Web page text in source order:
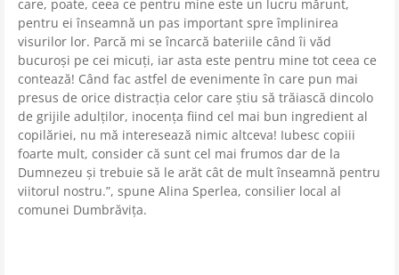
care, poate, ceea ce pentru mine este un lucru mărunt,
pentru ei înseamnă un pas important spre împlinirea
visurilor lor. Parcă mi se încarcă bateriile când îi văd
bucuroși pe cei micuți, iar asta este pentru mine tot ceea ce
contează! Când fac astfel de evenimente în care pun mai
presus de orice distracția celor care știu să trăiască dincolo
de grijile adulților, inocența fiind cel mai bun ingredient al
copilăriei, nu mă interesează nimic altceva! Iubesc copiii
foarte mult, consider că sunt cel mai frumos dar de la
Dumnezeu și trebuie să le arăt cât de mult înseamnă pentru
viitorul nostru.”, spune Alina Sperlea, consilier local al
comunei Dumbrăvița.